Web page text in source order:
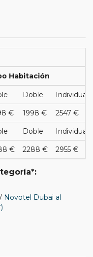
Habitación
Doble Individual
€ 1998 € 2547 €
Doble Individual
€ 2288 € 2955 €
/ Novotel Dubai al